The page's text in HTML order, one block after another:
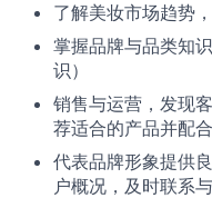
了解美妆市场趋势
掌握品牌与品类知
识）
销售与运营，发现
荐适合的产品并配
代表品牌形象提供
户概况，及时联系